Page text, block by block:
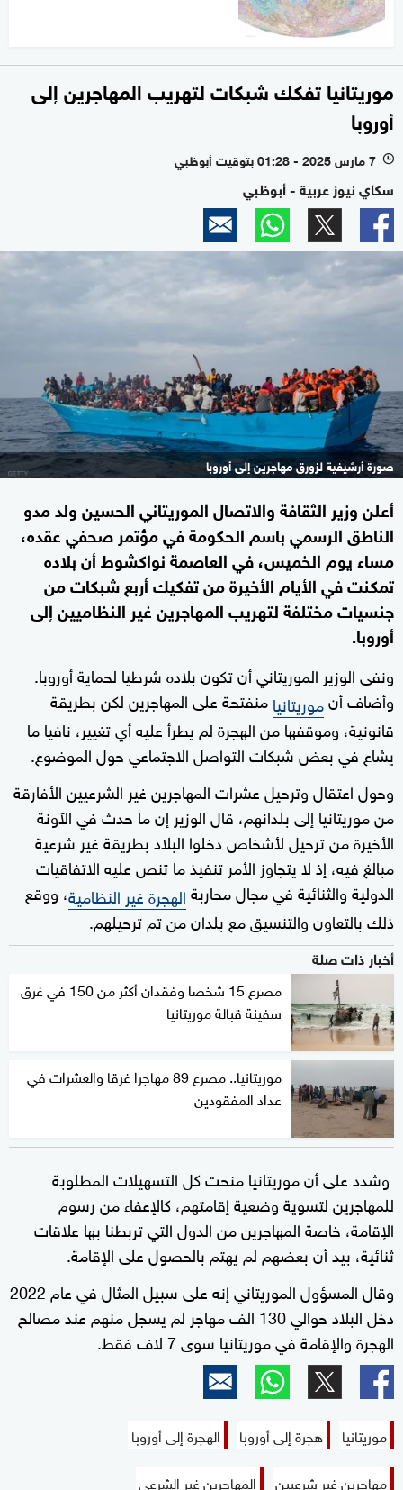
موريتانيا تفكك شبكات لتهريب المهاجرين إلى
أوروبا
l 7 مارس 2025 - 01:28 بتوقيت أبوظبي
سكاي نيوز عربية - أبوظبي
صورة أرشيفية لزورق مهاجرين إلى أوروبا
أعلن وزير الثقافة والاتصال الموريتاني الحسين ولد مدو
الناطق الرسمي باسم الحكومة في مؤتمر صحفي عقده،
مساء يوم الخميس، في العاصمة نواكشوط أن بلاده
تمكنت في الأيام الأخيرة من تفكيك أربع شبكات من
جنسيات مختلفة لتهريب المهاجرين غير النظاميين إلى
أوروبا.
ونفى الوزير الموريتاني أن تكون بلاده شرطيا لحماية أوروبا.
وأضاف أنموريتانيامنفتحة على المهاجرين لكن بطريقة
قانونية، وموقفها من الهجرة لم يطرأ عليه أي تغيير، نافيا ما
يشاع في بعض شبكات التواصل الاجتماعي حول الموضوع.
وحول اعتقال وترحيل عشرات المهاجرين غير الشرعيين الأفارقة
من موريتانيا إلى بلدانهم، قال الوزير إن ما حدث في الآونة
الأخيرة من ترحيل لأشخاص دخلوا البلاد بطريقة غير شرعية
مبالغ فيه، إذ لا يتجاوز الأمر تنفيذ ما تنص عليه الاتفاقيات
الدولية والثنائية في مجال محاربةالهجرة غير النظامية، ووقع
ذلك بالتعاون والتنسيق مع بلدان من تم ترحيلهم.
أخبار ذات صلة
مصرع 15 شخصا وفقدان أكثر من 150 في غرق
سفينة قبالة موريتانيا
موريتانيا.. مصرع 89 مهاجرا غرقا والعشرات في
عداد المفقودين
وشدد على أن موريتانيا منحت كل التسهيلات المطلوبة
للمهاجرين لتسوية وضعية إقامتهم، كالإعفاء من رسوم
الإقامة، خاصة المهاجرين من الدول التي تربطنا بها علاقات
ثنائية، بيد أن بعضهم لم يهتم بالحصول على الإقامة.
وقال المسؤول الموريتاني إنه على سبيل المثال في عام 2022
دخل البلاد حوالي 130 الف مهاجر لم يسجل منهم عند مصالح
الهجرة والإقامة في موريتانيا سوى 7 لاف فقط.
موريتانيا هجرة إلى أوروبا
الهجرة إلى أوروبا
مهاجرين غير شرعيين
المهاجرين غير الشرعي